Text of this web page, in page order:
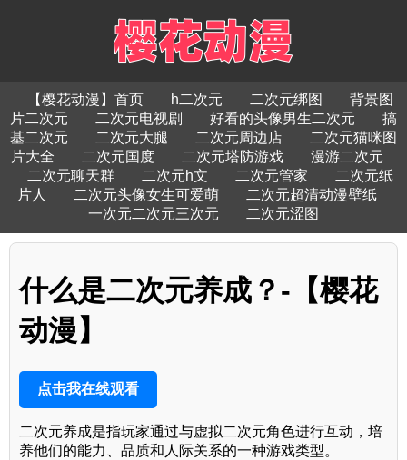
【樱花动漫】首页 h二次元 二次元绑图
背景图
片二次元
二次元电视剧 好看的头像男生二次元
搞
基二次元
二次元大腿 二次元周边店
二次元猫咪图
片大全
二次元国度 二次元塔防游戏
漫游二次元
二次元聊天群
二次元h文 二次元管家
二次元纸
片人
二次元头像女生可爱萌
二次元超清动漫壁纸
一次元二次元三次元
二次元涩图
什么是二次元养成？-【樱花
动漫】
点击我在线观看
二次元养成是指玩家通过与虚拟二次元角色进行互动，培
养他们的能力、品质和人际关系的一种游戏类型。